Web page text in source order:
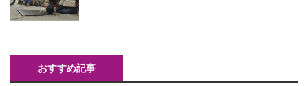
おすすめ記事